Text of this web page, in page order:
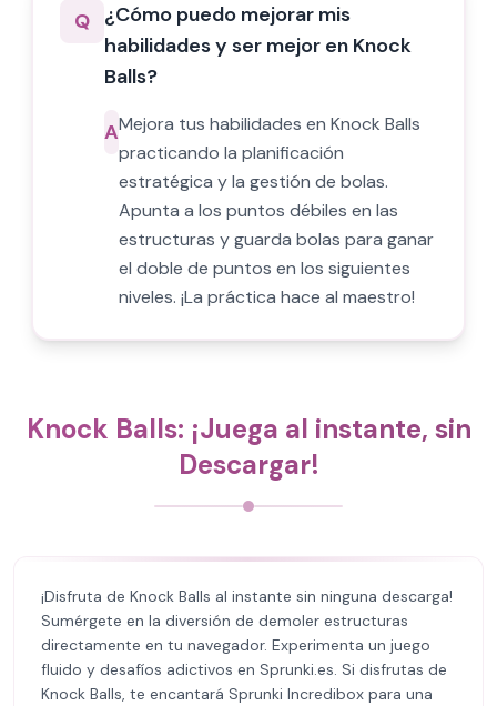
Q ¿Cómo puedo mejorar mis
habilidades y ser mejor en Knock
Balls?
AMejora tus habilidades en Knock Balls
practicando la planificación
estratégica y la gestión de bolas.
Apunta a los puntos débiles en las
estructuras y guarda bolas para ganar
el doble de puntos en los siguientes
niveles. ¡La práctica hace al maestro!
Knock Balls: ¡Juega al instante, sin
Descargar!
¡Disfruta de Knock Balls al instante sin ninguna descarga!
Sumérgete en la diversión de demoler estructuras
directamente en tu navegador. Experimenta un juego
fluido y desafíos adictivos en Sprunki.es. Si disfrutas de
Knock Balls, te encantará Sprunki Incredibox para una